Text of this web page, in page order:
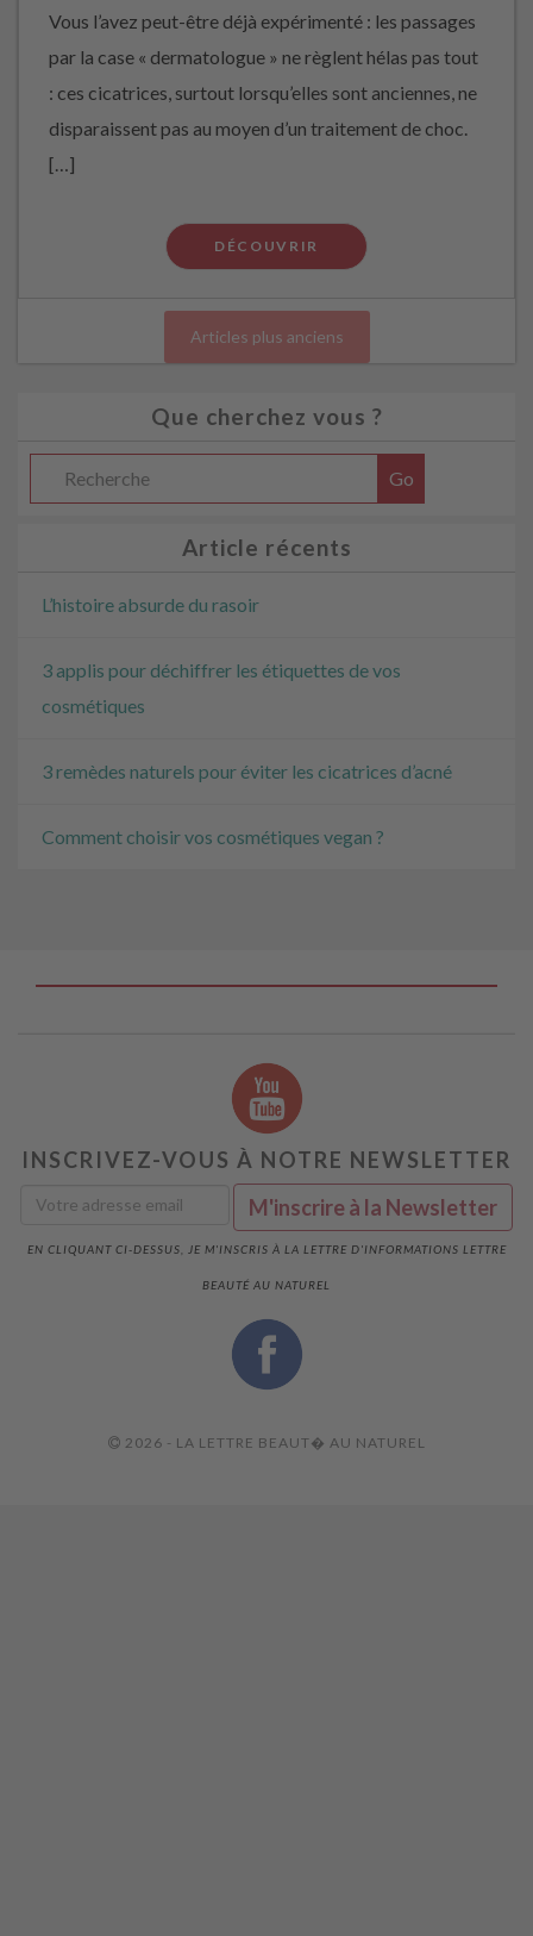
Vous l’avez peut-être déjà expérimenté : les passages
par la case « dermatologue » ne règlent hélas pas tout
: ces cicatrices, surtout lorsqu’elles sont anciennes, ne
disparaissent pas au moyen d’un traitement de choc.
[…]
DÉCOUVRIR
Articles plus anciens
Que cherchez vous ?
Article récents
L’histoire absurde du rasoir
3 applis pour déchiffrer les étiquettes de vos
cosmétiques
3 remèdes naturels pour éviter les cicatrices d’acné
Comment choisir vos cosmétiques vegan ?
INSCRIVEZ-VOUS À NOTRE NEWSLETTER
EN CLIQUANT CI-DESSUS, JE M'INSCRIS À LA LETTRE D'INFORMATIONS LETTRE
BEAUTÉ AU NATUREL
2026 - LA LETTRE BEAUT� AU NATUREL